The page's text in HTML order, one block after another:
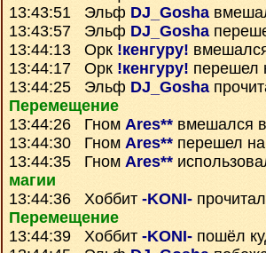
13:43:51 Эльф DJ_Gosha
13:43:57 Эльф DJ_Gosha
13:44:13 Орк !кенгуру!
13:44:17 Орк !кенгуру! перешел
13:44:25 Эльф DJ_Gosha
Перемещение
13:44:26 Гном Ares** вмешался
13:44:30 Гном Ares** перешел
13:44:35 Гном Ares**
магии
13:44:36 Хоббит -KONI-
Перемещение
13:44:39 Хоббит -KONI- пошёл